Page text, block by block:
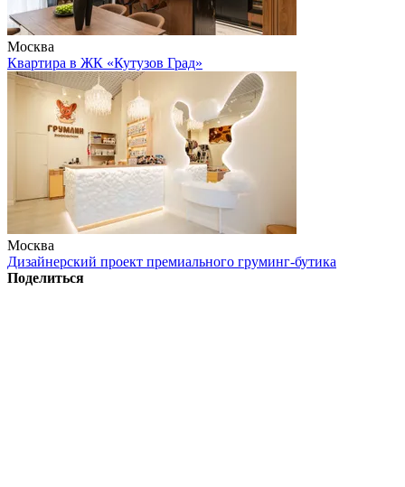
Москва
Квартира в ЖК «Кутузов Град»
Москва
Дизайнерский проект премиального груминг-бутика
Поделиться